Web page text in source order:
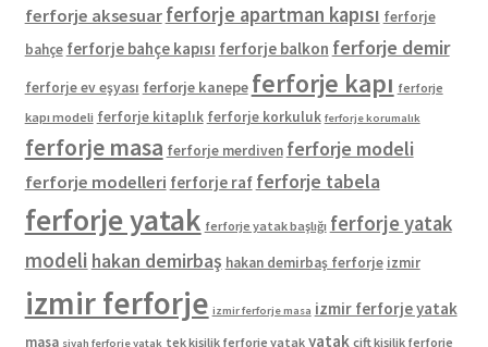
ferforje aksesuar ferforje apartman kapısı ferforje
bahçe ferforje bahçe kapısı ferforje balkon ferforje demir
ferforje ev eşyası ferforje kanepe ferforje kapı ferforje
kapı modeli ferforje kitaplık ferforje korkuluk ferforje korumalık
ferforje masa ferforje merdiven ferforje modeli
ferforje modelleri ferforje raf ferforje tabela
ferforje yatak ferforje yatak başlığı ferforje yatak
modeli hakan demirbaş hakan demirbaş ferforje izmir
izmir ferforje izmir ferforje masa izmir ferforje yatak
masa siyah ferforje yatak tek kişilik ferforje yatak yatak çift kişilik ferforje